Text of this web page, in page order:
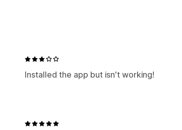
Installed the app but isn't working!